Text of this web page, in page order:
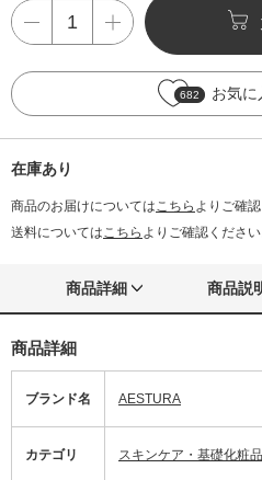
682 お気に
在庫あり
商品のお届けについてはこちら よりご確認
送料についてはこちら よりご確認ください
商品詳細 商品説
商品詳細
ブランド名 AESTURA
カテゴリ スキンケア・基礎化粧品